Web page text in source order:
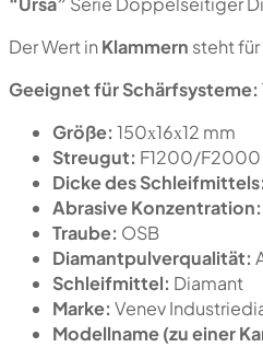
Der Wert inKlammern steht
Geeignet für Schärfsysteme:
Größe: 150х16х12 mm
Streugut: F1200/F2000
Dicke des Schleifmittels:
Abrasive Konzentration:
Traube: OSB
Diamantpulverqualität:
Schleifmittel: Diamant
Marke: Venev
Modellname (zu einer